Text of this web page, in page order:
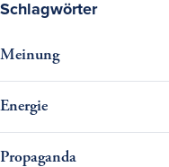
Schlagwörter
Meinung
Energie
Propaganda